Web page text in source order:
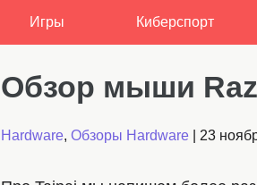
Игры Киберспорт
Обзор мыши
Hardware, Обзоры Hardware 23